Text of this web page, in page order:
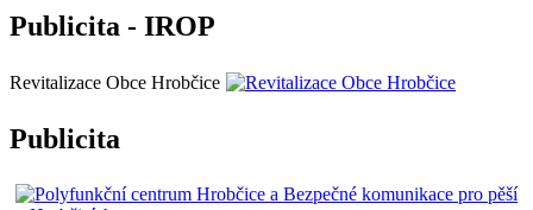
Publicita - IROP
Revitalizace Obce Hrobčice
Publicita